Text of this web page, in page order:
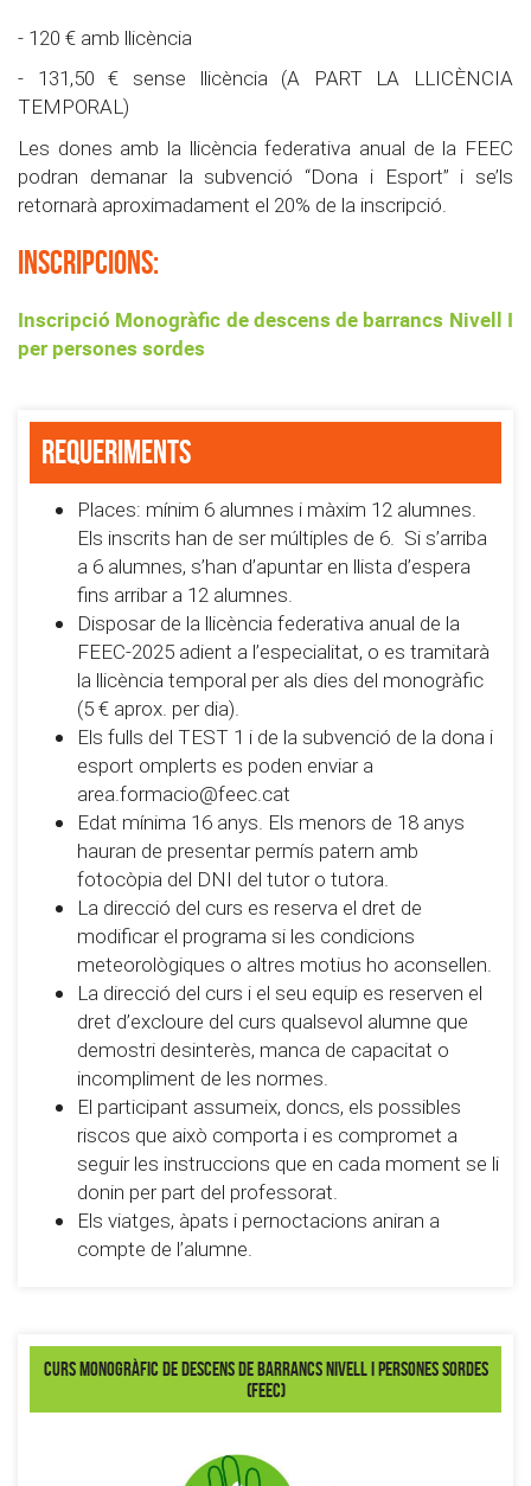
- 120 € amb llicència
- 131,50 € sense llicència (A PART LA LLICÈNCIA
TEMPORAL)
Les dones amb la llicència federativa anual de la FEEC
podran demanar la subvenció “Dona i Esport” i se’ls
retornarà aproximadament el 20% de la inscripció.
INSCRIPCIONS:
Inscripció Monogràfic de descens de barrancs Nivell I
per persones sordes
Requeriments
Places: mínim 6 alumnes i màxim 12 alumnes.
Els inscrits han de ser múltiples de 6. Si s’arriba
a 6 alumnes, s’han d’apuntar en llista d’espera
fins arribar a 12 alumnes.
Disposar de la llicència federativa anual de la
FEEC-2025 adient a l’especialitat, o es tramitarà
la llicència temporal per als dies del monogràfic
(5 € aprox. per dia).
Els fulls del TEST 1 i de la subvenció de la dona i
esport omplerts es poden enviar a
area.formacio@feec.cat
Edat mínima 16 anys. Els menors de 18 anys
hauran de presentar permís patern amb
fotocòpia del DNI del tutor o tutora.
La direcció del curs es reserva el dret de
modificar el programa si les condicions
meteorològiques o altres motius ho aconsellen.
La direcció del curs i el seu equip es reserven el
dret d’excloure del curs qualsevol alumne que
demostri desinterès, manca de capacitat o
incompliment de les normes.
El participant assumeix, doncs, els possibles
riscos que això comporta i es compromet a
seguir les instruccions que en cada moment se li
donin per part del professorat.
Els viatges, àpats i pernoctacions aniran a
compte de l’alumne.
Curs Monogràfic de descens de barrancs Nivell I Persones Sordes
(FEEC)